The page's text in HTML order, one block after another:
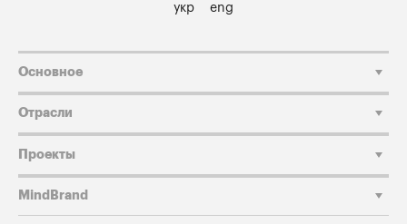
укр eng
Основное
Отрасли
Проекты
MindBrand